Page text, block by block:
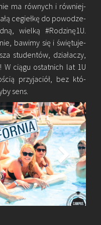
ma rów­nych i rów­niej­
ce­gieł­kę do po­wo­dze­
wiel­ką #Ro­dzi­nę­1U.
ba­wi­my się i świę­tu­je­
stu­den­tów, dzia­ła­czy,
W ciągu ostat­nich lat 1U
przy­ja­ciół, bez któ­
sens.